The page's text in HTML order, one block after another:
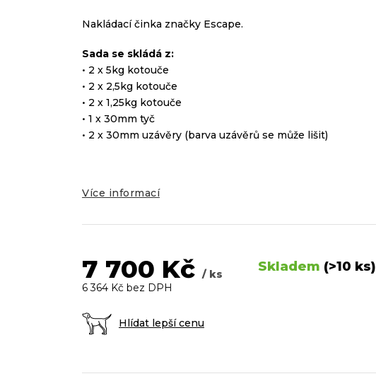
je
z
5
hvězdiček.
7 700 Kč / ks Skladem (>10 ks)
Hlídat lepší cenu
6 364 Kč bez DPH
Nakládací činka značky Escape.
Sada se skládá z:
• 2 x 5kg kotouče
• 2 x 2,5kg kotouče
• 2 x 1,25kg kotouče
• 1 x 30mm tyč
• 2 x 30mm uzávěry (barva uzávěrů se může lišit)
Více informací